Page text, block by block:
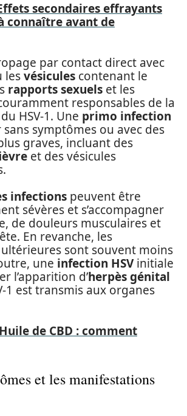
secondaires effrayants
connaître avant de
par contact direct avec
lesvésicules contenant le
rapports sexuels et les
responsables de la
HSV-1. Une primo infection
symptômes ou avec des
graves, incluant des
et des vésicules
infections peuvent être
sévères et s’accompagner
de douleurs musculaires et
En revanche, les
sont souvent moins
une infection HSVinitiale
l’apparition d’herpès génital
1 est transmis aux organes
Huile de CBD : comment
et les manifestations